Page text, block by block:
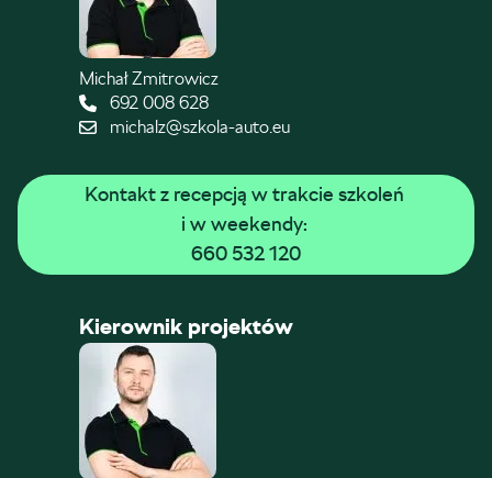
Michał Zmitrowicz
692 008 628
michalz@szkola-auto.eu
Kontakt z recepcją w trakcie szkoleń
i w weekendy:
660 532 120
Kierownik projektów